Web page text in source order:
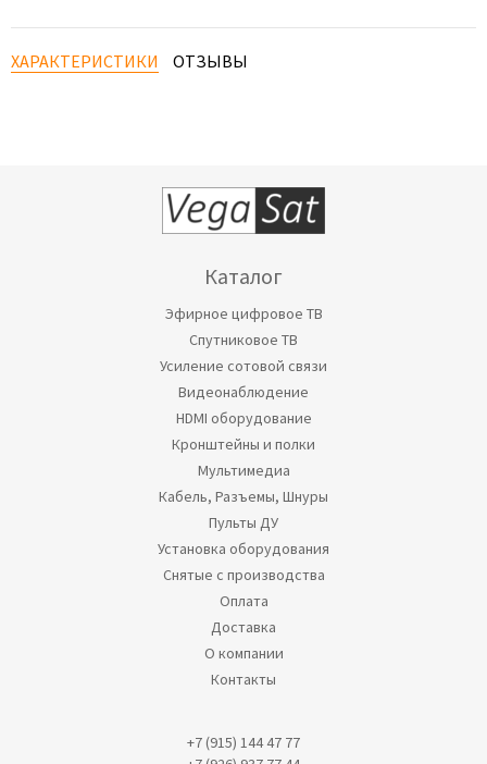
ХАРАКТЕРИСТИКИ ОТЗЫВЫ
Каталог
Эфирное цифровое ТВ
Спутниковое ТВ
Усиление сотовой связи
Видеонаблюдение
HDMI оборудование
Кронштейны и полки
Мультимедиа
Кабель, Разъемы, Шнуры
Пульты ДУ
Установка оборудования
Снятые с производства
Оплата
Доставка
О компании
Контакты
+7 (915) 144 47 77